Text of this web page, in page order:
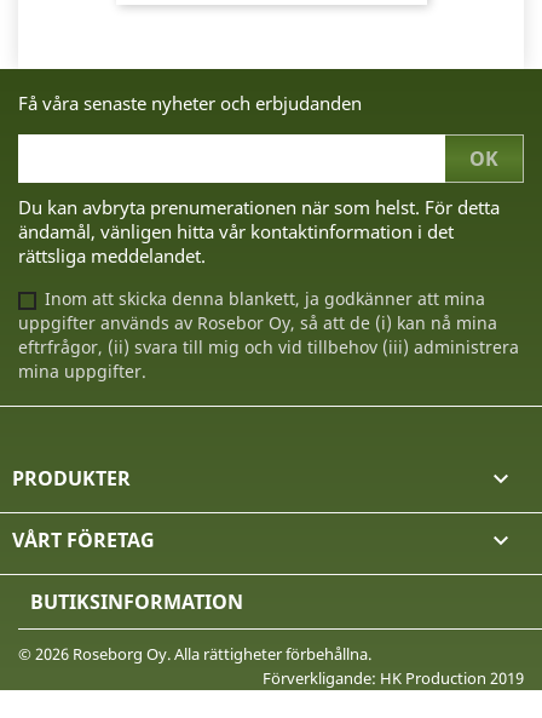
Få våra senaste nyheter och erbjudanden
Du kan avbryta prenumerationen när som helst. För detta
ändamål, vänligen hitta vår kontaktinformation i det
rättsliga meddelandet.
Inom att skicka denna blankett, ja godkänner att mina
uppgifter används av Rosebor Oy, så att de (i) kan nå mina
eftrfrågor, (ii) svara till mig och vid tillbehov (iii) administrera
mina uppgifter.
PRODUKTER 
VÅRT FÖRETAG 
BUTIKSINFORMATION
© 2026 Roseborg Oy. Alla rättigheter förbehållna.
Förverkligande: HK Production 2019